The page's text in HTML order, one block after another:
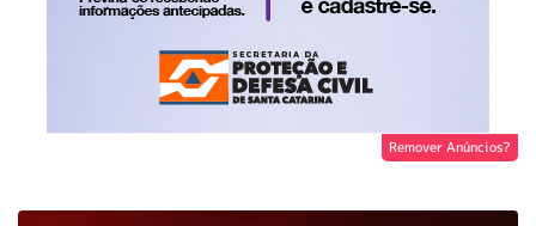
Remover Anúncios?